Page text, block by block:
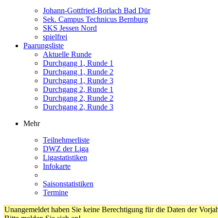
Johann-Gottfried-Borlach Bad Dür
Sek. Campus Technicus Bernburg
SKS Jessen Nord
spielfrei
Paarungsliste
Aktuelle Runde
Durchgang 1, Runde 1
Durchgang 1, Runde 2
Durchgang 1, Runde 3
Durchgang 2, Runde 1
Durchgang 2, Runde 2
Durchgang 2, Runde 3
Mehr
Teilnehmerliste
DWZ der Liga
Ligastatistiken
Infokarte
Saisonstatistiken
Termine
Unangemeldet haben Sie keine Berechtigung für die Daten der